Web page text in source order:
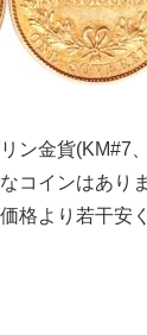
ン金貨(KM#7
コインはあり
格より若干安